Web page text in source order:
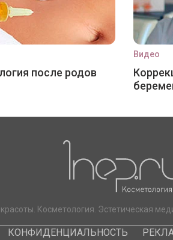
после родов
Видео
Косметология. Эстетическая
КОНФИДЕНЦИАЛЬНОСТЬ